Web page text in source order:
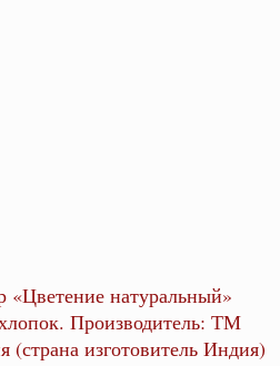
«Цветение натуральный»
Производитель: ТМ
(страна изготовитель Индия)